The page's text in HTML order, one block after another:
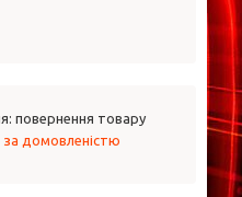
повернення товару
за домовленістю